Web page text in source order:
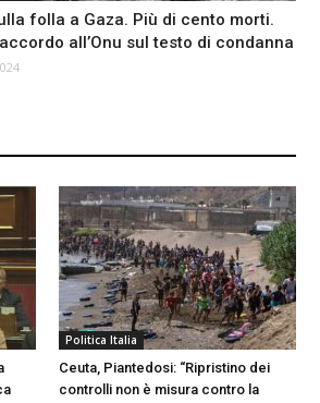
folla a Gaza. Più di cento morti.
all’Onu sul testo di condanna
Politica Italia
Ceuta, Piantedosi: “Ripristino dei
controlli non è misura contro la